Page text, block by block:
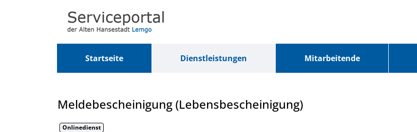
Zum Hauptinhalt springen
Startseite Dienstleistungen Mitarbeitende
Meldebescheinigung (Lebensbescheinigung)
Onlinedienst